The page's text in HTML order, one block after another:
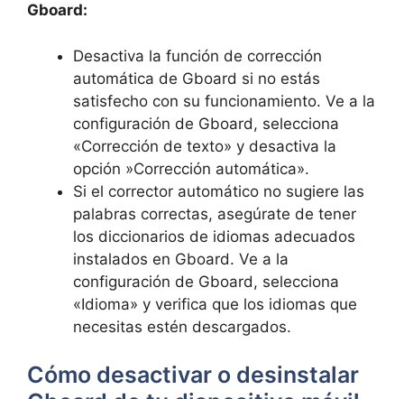
Gboard:
Desactiva ​la⁢ función de corrección
automática‍ de ⁣Gboard ‍si no ⁢estás
‌satisfecho con su funcionamiento. Ve‌ a⁣ la
​configuración⁢ de Gboard, ‌selecciona
«Corrección⁤ de ​texto» ‌y desactiva la
opción ⁣»Corrección‌ automática».
Si el ​corrector automático no ⁤sugiere las
palabras ⁤correctas,​ asegúrate‌ de tener
los diccionarios de idiomas adecuados
instalados⁤ en Gboard. Ve a ‍la
configuración de ‍Gboard, selecciona
«Idioma» y verifica que los idiomas que
⁣necesitas estén ​descargados.
Cómo desactivar o⁢ desinstalar